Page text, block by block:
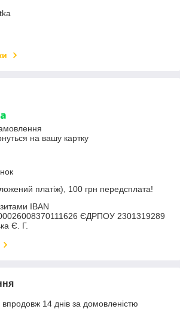
на вашу картку
платіж), 100 грн передсплата!
IBAN
ЄДРПОУ 2301319289
Є. Г.
14 днів за домовленістю